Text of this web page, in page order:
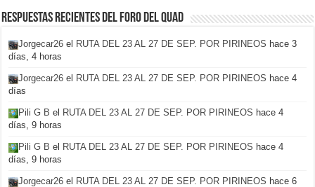
Respuestas recientes del foro del Quad
Jorgecar26 el RUTA DEL 23 AL 27 DE SEP. POR PIRINEOS hace 3
días, 4 horas
Jorgecar26 el RUTA DEL 23 AL 27 DE SEP. POR PIRINEOS hace 4
días
Pili G B el RUTA DEL 23 AL 27 DE SEP. POR PIRINEOS hace 4
días, 9 horas
Pili G B el RUTA DEL 23 AL 27 DE SEP. POR PIRINEOS hace 4
días, 9 horas
Jorgecar26 el RUTA DEL 23 AL 27 DE SEP. POR PIRINEOS hace 6